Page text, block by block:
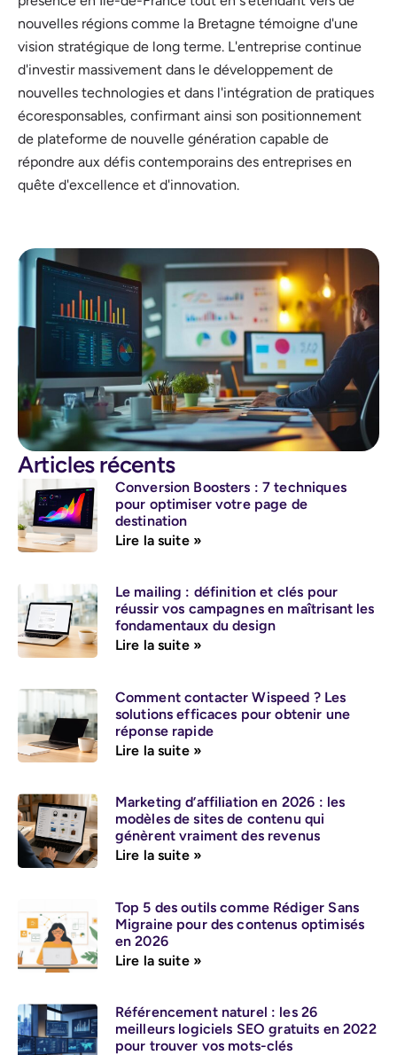
nouvelles régions comme la Bretagne témoigne d'une
vision stratégique de long terme. L'entreprise continue
d'investir massivement dans le développement de
nouvelles technologies et dans l'intégration de pratiques
écoresponsables, confirmant ainsi son positionnement
de plateforme de nouvelle génération capable de
répondre aux défis contemporains des entreprises en
quête d'excellence et d'innovation.
Articles récents
Conversion Boosters : 7 techniques
pour optimiser votre page de
destination
Lire la suite »
Le mailing : définition et clés pour
réussir vos campagnes en maîtrisant les
fondamentaux du design
Lire la suite »
Comment contacter Wispeed ? Les
solutions efficaces pour obtenir une
réponse rapide
Lire la suite »
Marketing d’affiliation en 2026 : les
modèles de sites de contenu qui
génèrent vraiment des revenus
Lire la suite »
Top 5 des outils comme Rédiger Sans
Migraine pour des contenus optimisés
en 2026
Lire la suite »
Référencement naturel : les 26
meilleurs logiciels SEO gratuits en 2022
pour trouver vos mots-clés